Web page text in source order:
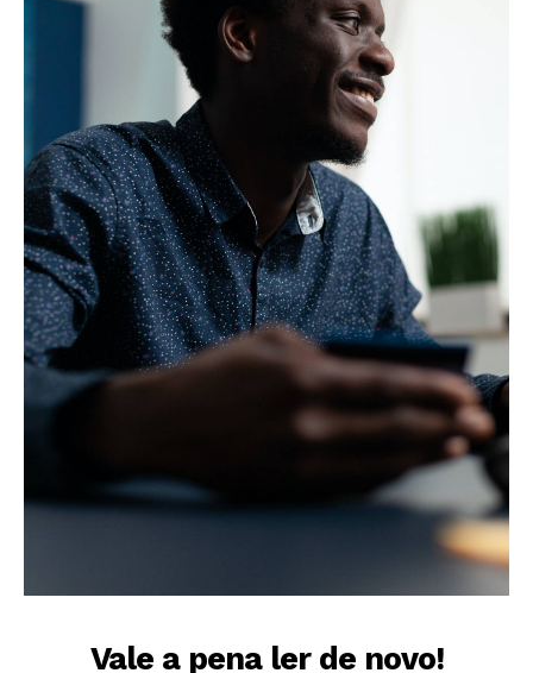
Vale a pena ler de novo!